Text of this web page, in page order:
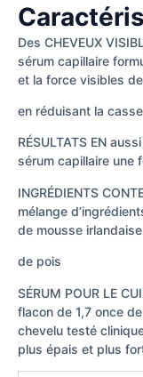
Des CHEVEUX
sérum capillaire
et la force visibles
en réduisant la
RÉSULTATS EN
sérum capillaire une
INGRÉDIENTS
mélange
de mousse
de pois
SÉRUM POUR LE
flacon de 1,7 once
chevelu testé
plus épais et plus